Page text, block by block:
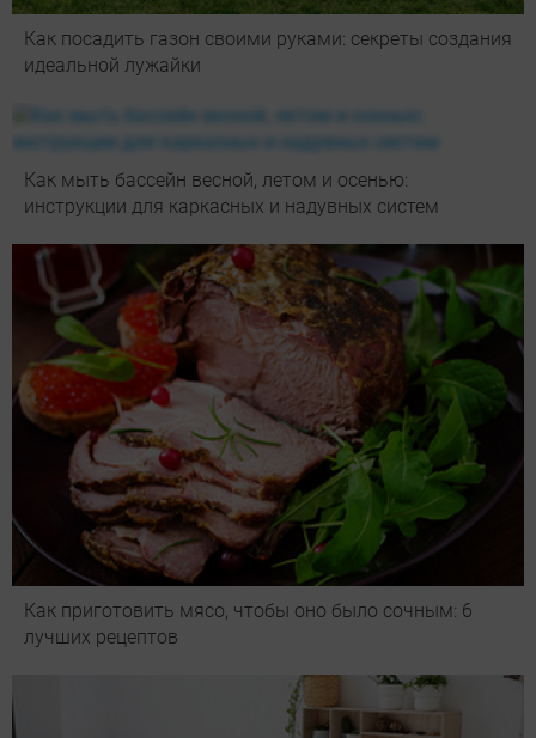
Как посадить газон своими руками: секреты создания
идеальной лужайки
Как мыть бассейн весной, летом и осенью:
инструкции для каркасных и надувных систем
Как приготовить мясо, чтобы оно было сочным: 6
лучших рецептов